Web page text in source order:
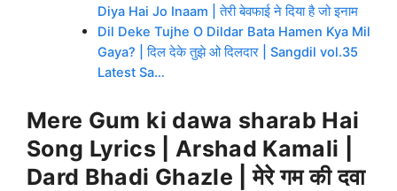
Diya Hai Jo Inaam | तेरी बेवफाई ने दिया है जो इनाम
Dil Deke Tujhe O Dildar Bata Hamen Kya Mil
Gaya? | दिल देके तुझे ओ दिलदार | Sangdil vol.35
Latest Sa…
Mere Gum ki dawa sharab Hai
Song Lyrics | Arshad Kamali |
Dard Bhadi Ghazle | मेरे गम की दवा